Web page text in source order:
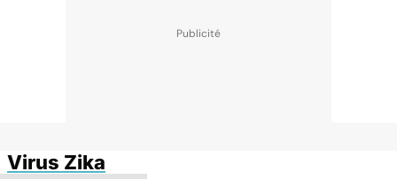
Virus Zika